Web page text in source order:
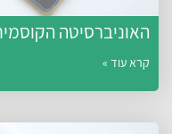
האוניברסיטה
קרא עוד »